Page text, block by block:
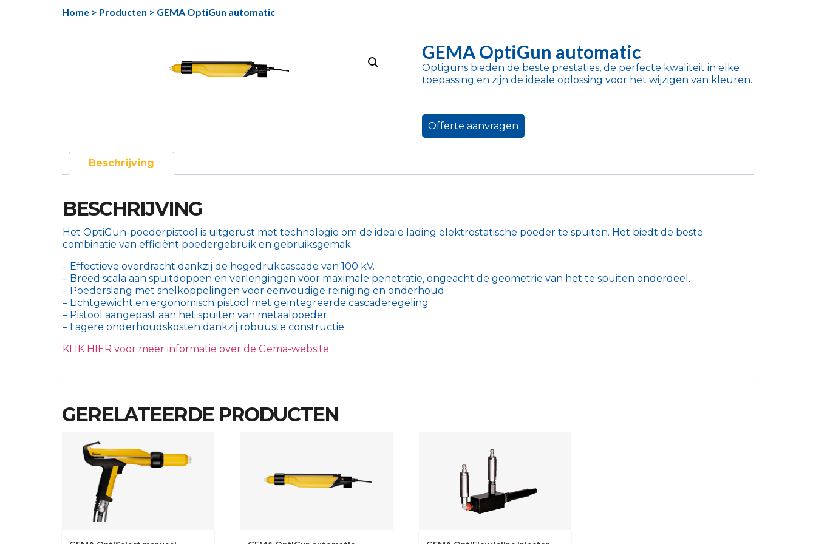
Home > Producten > GEMA OptiGun automatic
GEMA OptiGun automatic
Optiguns bieden de beste prestaties, de perfecte kwaliteit in elke
toepassing en zijn de ideale oplossing voor het wijzigen van kleuren.
Offerte aanvragen
Beschrijving
BESCHRIJVING
Het OptiGun-poederpistool is uitgerust met technologie om de ideale lading elektrostatische poeder te spuiten. Het biedt de beste
combinatie van efficiënt poedergebruik en gebruiksgemak.
– Effectieve overdracht dankzij de hogedrukcascade van 100 kV.
– Breed scala aan spuitdoppen en verlengingen voor maximale penetratie, ongeacht de geometrie van het te spuiten onderdeel.
– Poederslang met snelkoppelingen voor eenvoudige reiniging en onderhoud
– Lichtgewicht en ergonomisch pistool met geïntegreerde cascaderegeling
– Pistool aangepast aan het spuiten van metaalpoeder
– Lagere onderhoudskosten dankzij robuuste constructie
KLIK HIER voor meer informatie over de Gema-website
GERELATEERDE PRODUCTEN